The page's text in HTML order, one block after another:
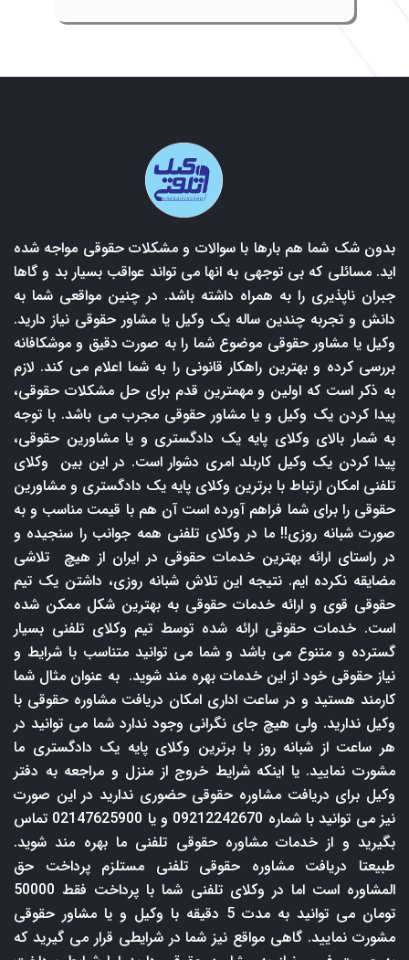
بدون شک شما هم بارها با سوالات و مشکلات حقوقی مواجه شده
اید. مسائلی که بی توجهی به انها می تواند عواقب بسیار بد و گاها
جبران ناپذیری را به همراه داشته باشد. در چنین مواقعی شما به
دانش و تجربه چندین ساله یک وکیل یا مشاور حقوقی نیاز دارید.
وکیل یا مشاور حقوقی موضوع شما را به صورت دقیق و موشکافانه
بررسی کرده و بهترین راهکار قانونی را به شما اعلام می کند. لازم
به ذکر است که اولین و مهمترین قدم برای حل مشکلات حقوقی،
پیدا کردن یک وکیل و یا مشاور حقوقی مجرب می باشد. با توجه
به شمار بالای وکلای پایه یک دادگستری و یا مشاورین حقوقی،
پیدا کردن یک وکیل کاربلد امری دشوار است. در این بین وکلای
تلفنی امکان ارتباط با برترین وکلای پایه یک دادگستری و مشاورین
حقوقی را برای شما فراهم آورده است آن هم با قیمت مناسب و به
صورت شبانه روزی!! ما در وکلای تلفنی همه جوانب را سنجیده و
در راستای ارائه بهترین خدمات حقوقی در ایران از هیچ تلاشی
مضایقه نکرده ایم. نتیجه این تلاش شبانه روزی، داشتن یک تیم
حقوقی قوی و ارائه خدمات حقوقی به بهترین شکل ممکن شده
است. خدمات حقوقی ارائه شده توسط تیم وکلای تلفنی بسیار
گسترده و متنوع می باشد و شما می توانید متناسب با شرایط و
نیاز حقوقی خود از این خدمات بهره مند شوید. به عنوان مثال شما
کارمند هستید و در ساعت اداری امکان دریافت مشاوره حقوقی با
وکیل ندارید. ولی هیچ جای نگرانی وجود ندارد شما می توانید در
هر ساعت از شبانه روز با برترین وکلای پایه یک دادگستری ما
مشورت نمایید. یا اینکه شرایط خروج از منزل و مراجعه به دفتر
وکیل برای دریافت مشاوره حقوقی حضوری ندارید در این صورت
نیز می توانید با شماره 09212242670 و یا 02147625900 تماس
بگیرید و از خدمات مشاوره حقوقی تلفنی ما بهره مند شوید.
طبیعتا دریافت مشاوره حقوقی تلفنی مستلزم پرداخت حق
المشاوره است اما در وکلای تلفنی شما با پرداخت فقط 50000
تومان می توانید به مدت 5 دقیقه با وکیل و یا مشاور حقوقی
مشورت نمایید. گاهی مواقع نیز شما در شرایطی قرار می گیرید که